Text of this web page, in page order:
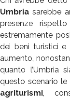
Umbria sarebbe
presenze
estremamente
dei beni turistici
aumento,
quanto l’Umbria
questo scenario le
agriturismi ,